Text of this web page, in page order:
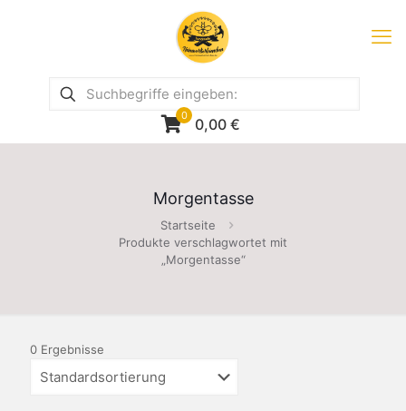
0 0,00 €
Morgentasse
Startseite
Produkte verschlagwortet mit
„Morgentasse“
0 Ergebnisse